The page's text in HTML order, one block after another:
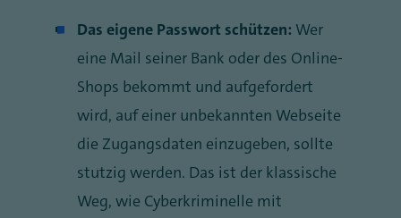
Das eigene Passwort schützen: Wer
eine Mail seiner Bank oder des Online-
Shops bekommt und aufgefordert
wird, auf einer unbekannten Webseite
die Zugangsdaten einzugeben, sollte
stutzig werden. Das ist der klassische
Weg, wie Cyberkriminelle mit